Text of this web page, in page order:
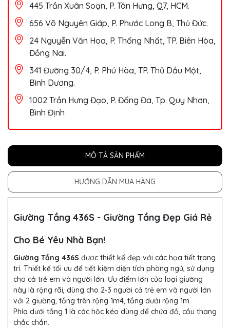
445 Trần Xuân Soạn, P. Tân Hưng, Q7, HCM.
656 Võ Nguyên Giáp, P. Phước Long B, Thủ Đức.
24 Nguyễn Văn Hoa, P. Thống Nhất, TP. Biên Hòa,
Đồng Nai.
341 Đường 30/4, P. Phú Hòa, TP. Thủ Dầu Một,
Bình Dương.
1002 Trần Hưng Đạo, P. Đống Đa, Tp. Quy Nhơn,
Bình Định
MÔ TẢ SẢN PHẨM
HƯỚNG DẪN MUA HÀNG
Giường Tầng 436S - Giường Tầng Đẹp Giá Rẻ
Cho Bé Yêu Nhà Bạn!
Giường Tầng 436S được thiết kế đẹp với các họa tiết trang
trí. Thiết kế tối ưu để tiết kiệm diện tích phòng ngủ, sử dụng
cho cả trẻ em và người lớn. Ưu điểm lớn của loại giường
này là rộng rãi, dùng cho 2-3 người cả trẻ em và người lớn
với 2 giường, tầng trên rộng 1m4, tầng dưới rộng 1m.
Phía dưới tầng 1 là các hộc kéo dùng để chứa đồ, cầu thang
chắc chắn.